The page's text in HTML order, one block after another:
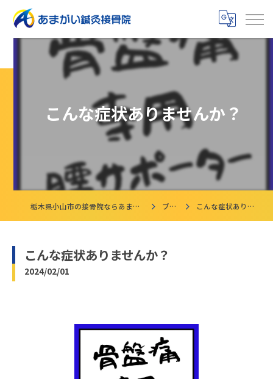
こんな症状ありませんか？
栃木県小山市の接骨院ならあまがい鍼灸接骨院 ブログ こんな症状ありませんか？
こんな症状ありませんか？
2024/02/01